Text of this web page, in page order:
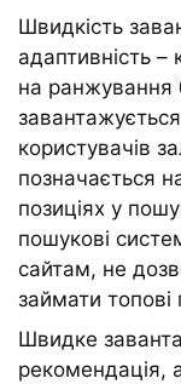
Швидкість
адаптивність
на ранжування
користувачів
позначається
позиціях у
пошукові
сайтам, не
займати топові
Швидке
рекомендація,